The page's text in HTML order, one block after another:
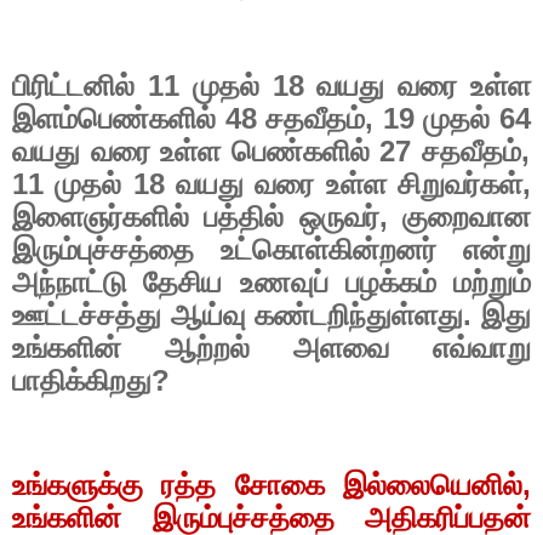
பிரிட்டனில் 11முதல் 18வயது வரை உள்ள
இளம்பெண்களில் 48சதவீதம், 19முதல் 64
வயது வரை உள்ள பெண்களில் 27 சதவீதம்,
11 முதல் 18வயது வரை உள்ள சிறுவர்கள்,
இளைஞர்களில் பத்தில் ஒருவர்,குறைவான
இரும்புச்சத்தை உட்கொள்கின்றனர் என்று
அந்நாட்டு தேசிய உணவுப் பழக்கம் மற்றும்
ஊட்டச்சத்து ஆய்வு கண்டறிந்துள்ளது. இது
உங்களின் ஆற்றல் அளவை எவ்வாறு
பாதிக்கிறது?
உங்களுக்கு ரத்த சோகை இல்லையெனில்,
உங்களின் இரும்புச்சத்தை அதிகரிப்பதன்